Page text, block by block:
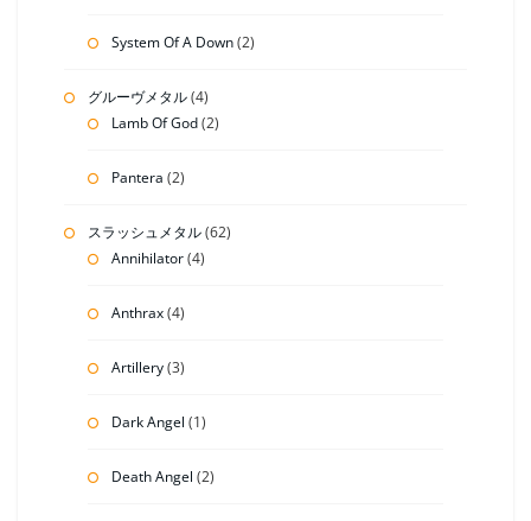
System Of A Down(2)
グルーヴメタル(4)
Lamb Of God(2)
Pantera (2)
スラッシュメタル(62)
Annihilator(4)
Anthrax(4)
Artillery(3)
Dark Angel (1)
Death Angel (2)